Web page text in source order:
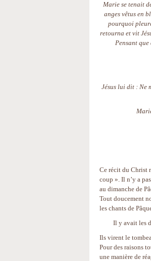
Marie se tenait
anges vêtus en
pourquoi
retourna et vit
Pensant
Jésus lui dit : Ne
Ce récit du Christ
coup ». Il n’y a
au dimanche de
Tout doucement
les chants de
Il y avait les
Ils virent le
Pour des raisons
une manière de